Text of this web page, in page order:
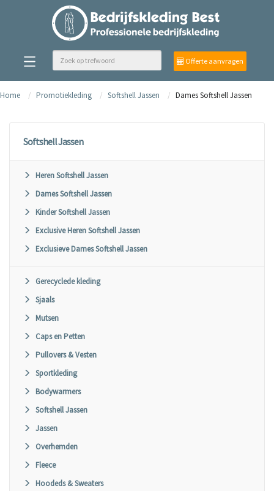
Offerte aanvragen
Home Promotiekleding Softshell Jassen Dames Softshell Jassen
Softshell Jassen
Heren Softshell Jassen
Dames Softshell Jassen
Kinder Softshell Jassen
Exclusive Heren Softshell Jassen
Exclusieve Dames Softshell Jassen
Gerecyclede kleding
Sjaals
Mutsen
Caps en Petten
Pullovers & Vesten
Sportkleding
Bodywarmers
Softshell Jassen
Jassen
Overhemden
Fleece
Hoodeds & Sweaters